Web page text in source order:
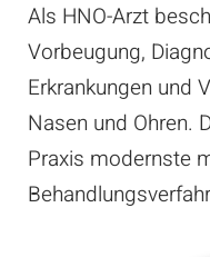
Als HNO-Arzt
Vorbeugung,
Erkrankungen und
Nasen und Ohren.
Praxis modernste